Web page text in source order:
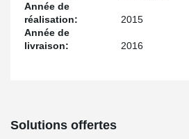
Année de
réalisation:
2015
Année de
livraison:
2016
Solutions offertes